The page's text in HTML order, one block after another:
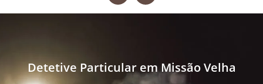
Detetive Particular em Missão Velha